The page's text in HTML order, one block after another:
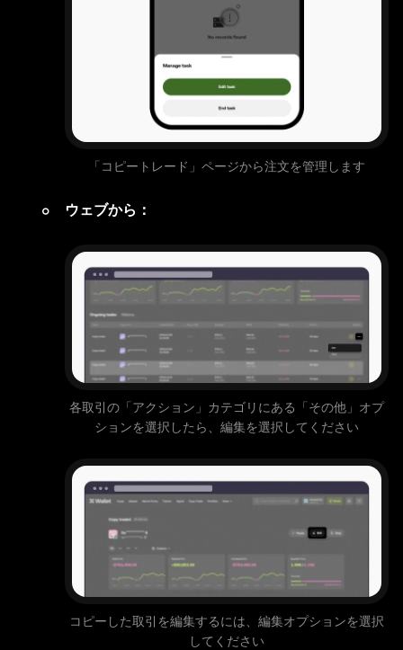
「コピートレード」ページから注文を管理します
ウェブから：
各取引の「アクション」カテゴリにある「その他」オプ
ションを選択したら、編集を選択してください
コピーした取引を編集するには、編集オプションを選択
してください